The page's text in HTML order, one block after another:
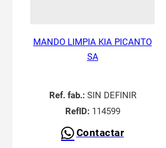
MANDO LIMPIA KIA PICANTO
SA
Ref. fab.:SIN DEFINIR
RefID:114599
Contactar